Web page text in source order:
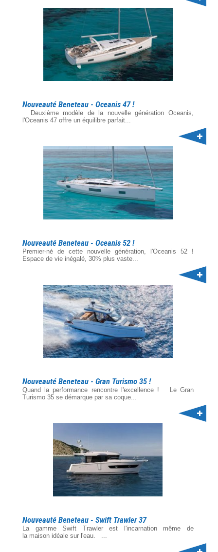
Nouveauté Beneteau - Oceanis 47 !
Deuxième modèle de la nouvelle génération Oceanis,
l'Oceanis 47 offre un équilibre parfait...
Nouveauté Beneteau - Oceanis 52 !
Premier-né de cette nouvelle génération, l'Oceanis 52 !
Espace de vie inégalé, 30% plus vaste...
Nouveauté Beneteau - Gran Turismo 35 !
Quand la performance rencontre l'excellence ! Le Gran
Turismo 35 se démarque par sa coque...
Nouveauté Beneteau - Swift Trawler 37
La gamme Swift Trawler est l'incarnation même de
la maison idéale sur l'eau. ...